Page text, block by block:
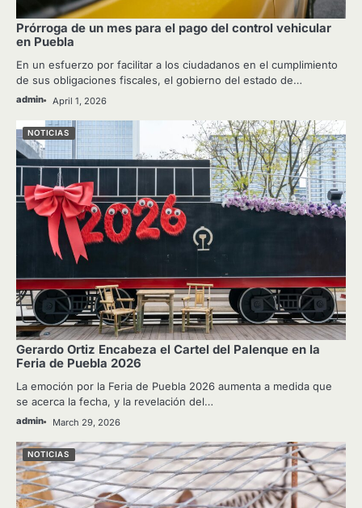
Prórroga de un mes para el pago del control vehicular
en Puebla
En un esfuerzo por facilitar a los ciudadanos en el cumplimiento
de sus obligaciones fiscales, el gobierno del estado de…
admin April 1, 2026
NOTICIAS
Gerardo Ortiz Encabeza el Cartel del Palenque en la
Feria de Puebla 2026
La emoción por la Feria de Puebla 2026 aumenta a medida que
se acerca la fecha, y la revelación del…
admin March 29, 2026
NOTICIAS